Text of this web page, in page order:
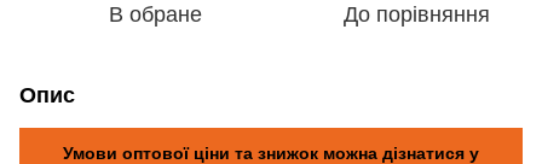
В обране До порівняння
Опис
Умови оптової ціни та знижок можна дізнатися у